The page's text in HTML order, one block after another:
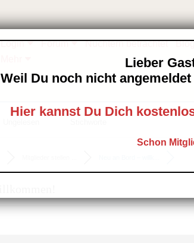
Login Forum Nüchtern betrachtet
Lieber
Weil Du noch nicht
Hier kannst Du Dich
Schon